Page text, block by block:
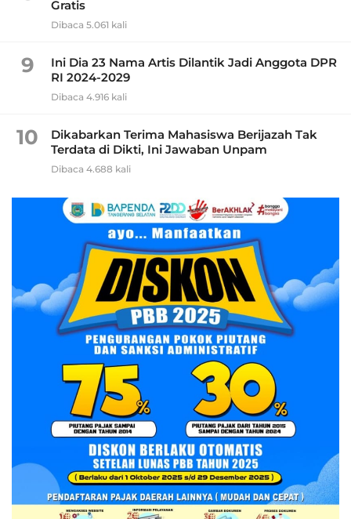
Gratis
Dibaca 5.061 kali
9
Ini Dia 23 Nama Artis Dilantik Jadi Anggota DPR
RI 2024-2029
Dibaca 4.916 kali
10
Dikabarkan Terima Mahasiswa Berijazah Tak
Terdata di Dikti, Ini Jawaban Unpam
Dibaca 4.688 kali